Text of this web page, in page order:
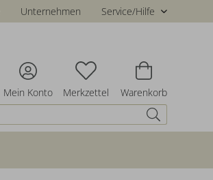
Unternehmen Service/Hilfe
Mein Konto Merkzettel Warenkorb